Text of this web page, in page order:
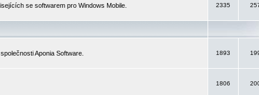
se softwarem pro Windows Mobile.
2335
Aponia Software.
1893
1806